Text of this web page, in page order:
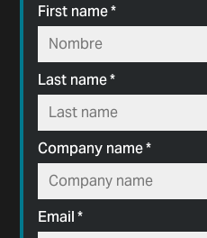
First name*
Last name*
Company name*
Email *